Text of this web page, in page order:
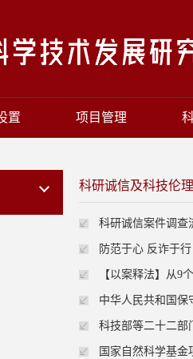
置 项目管理
科研诚信及科技伦理
科研诚信案件调查
防范于心 反诈于行
【以案释法】从9
中华人民共和国保
科技部等二十二部
国家自然科学基